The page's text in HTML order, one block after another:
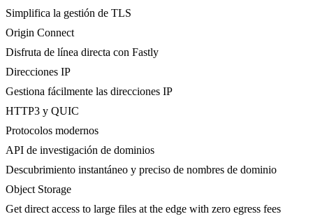
Simplifica la gestión de TLS
Origin Connect
Disfruta de línea directa con Fastly
Direcciones IP
Gestiona fácilmente las direcciones IP
HTTP3 y QUIC
Protocolos modernos
API de investigación de dominios
Descubrimiento instantáneo y preciso de nombres de dominio
Object Storage
Get direct access to large files at the edge with zero egress fees